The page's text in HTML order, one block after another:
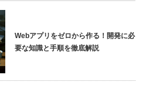
Webアプリをゼロから作る！開発に必
要な知識と手順を徹底解説